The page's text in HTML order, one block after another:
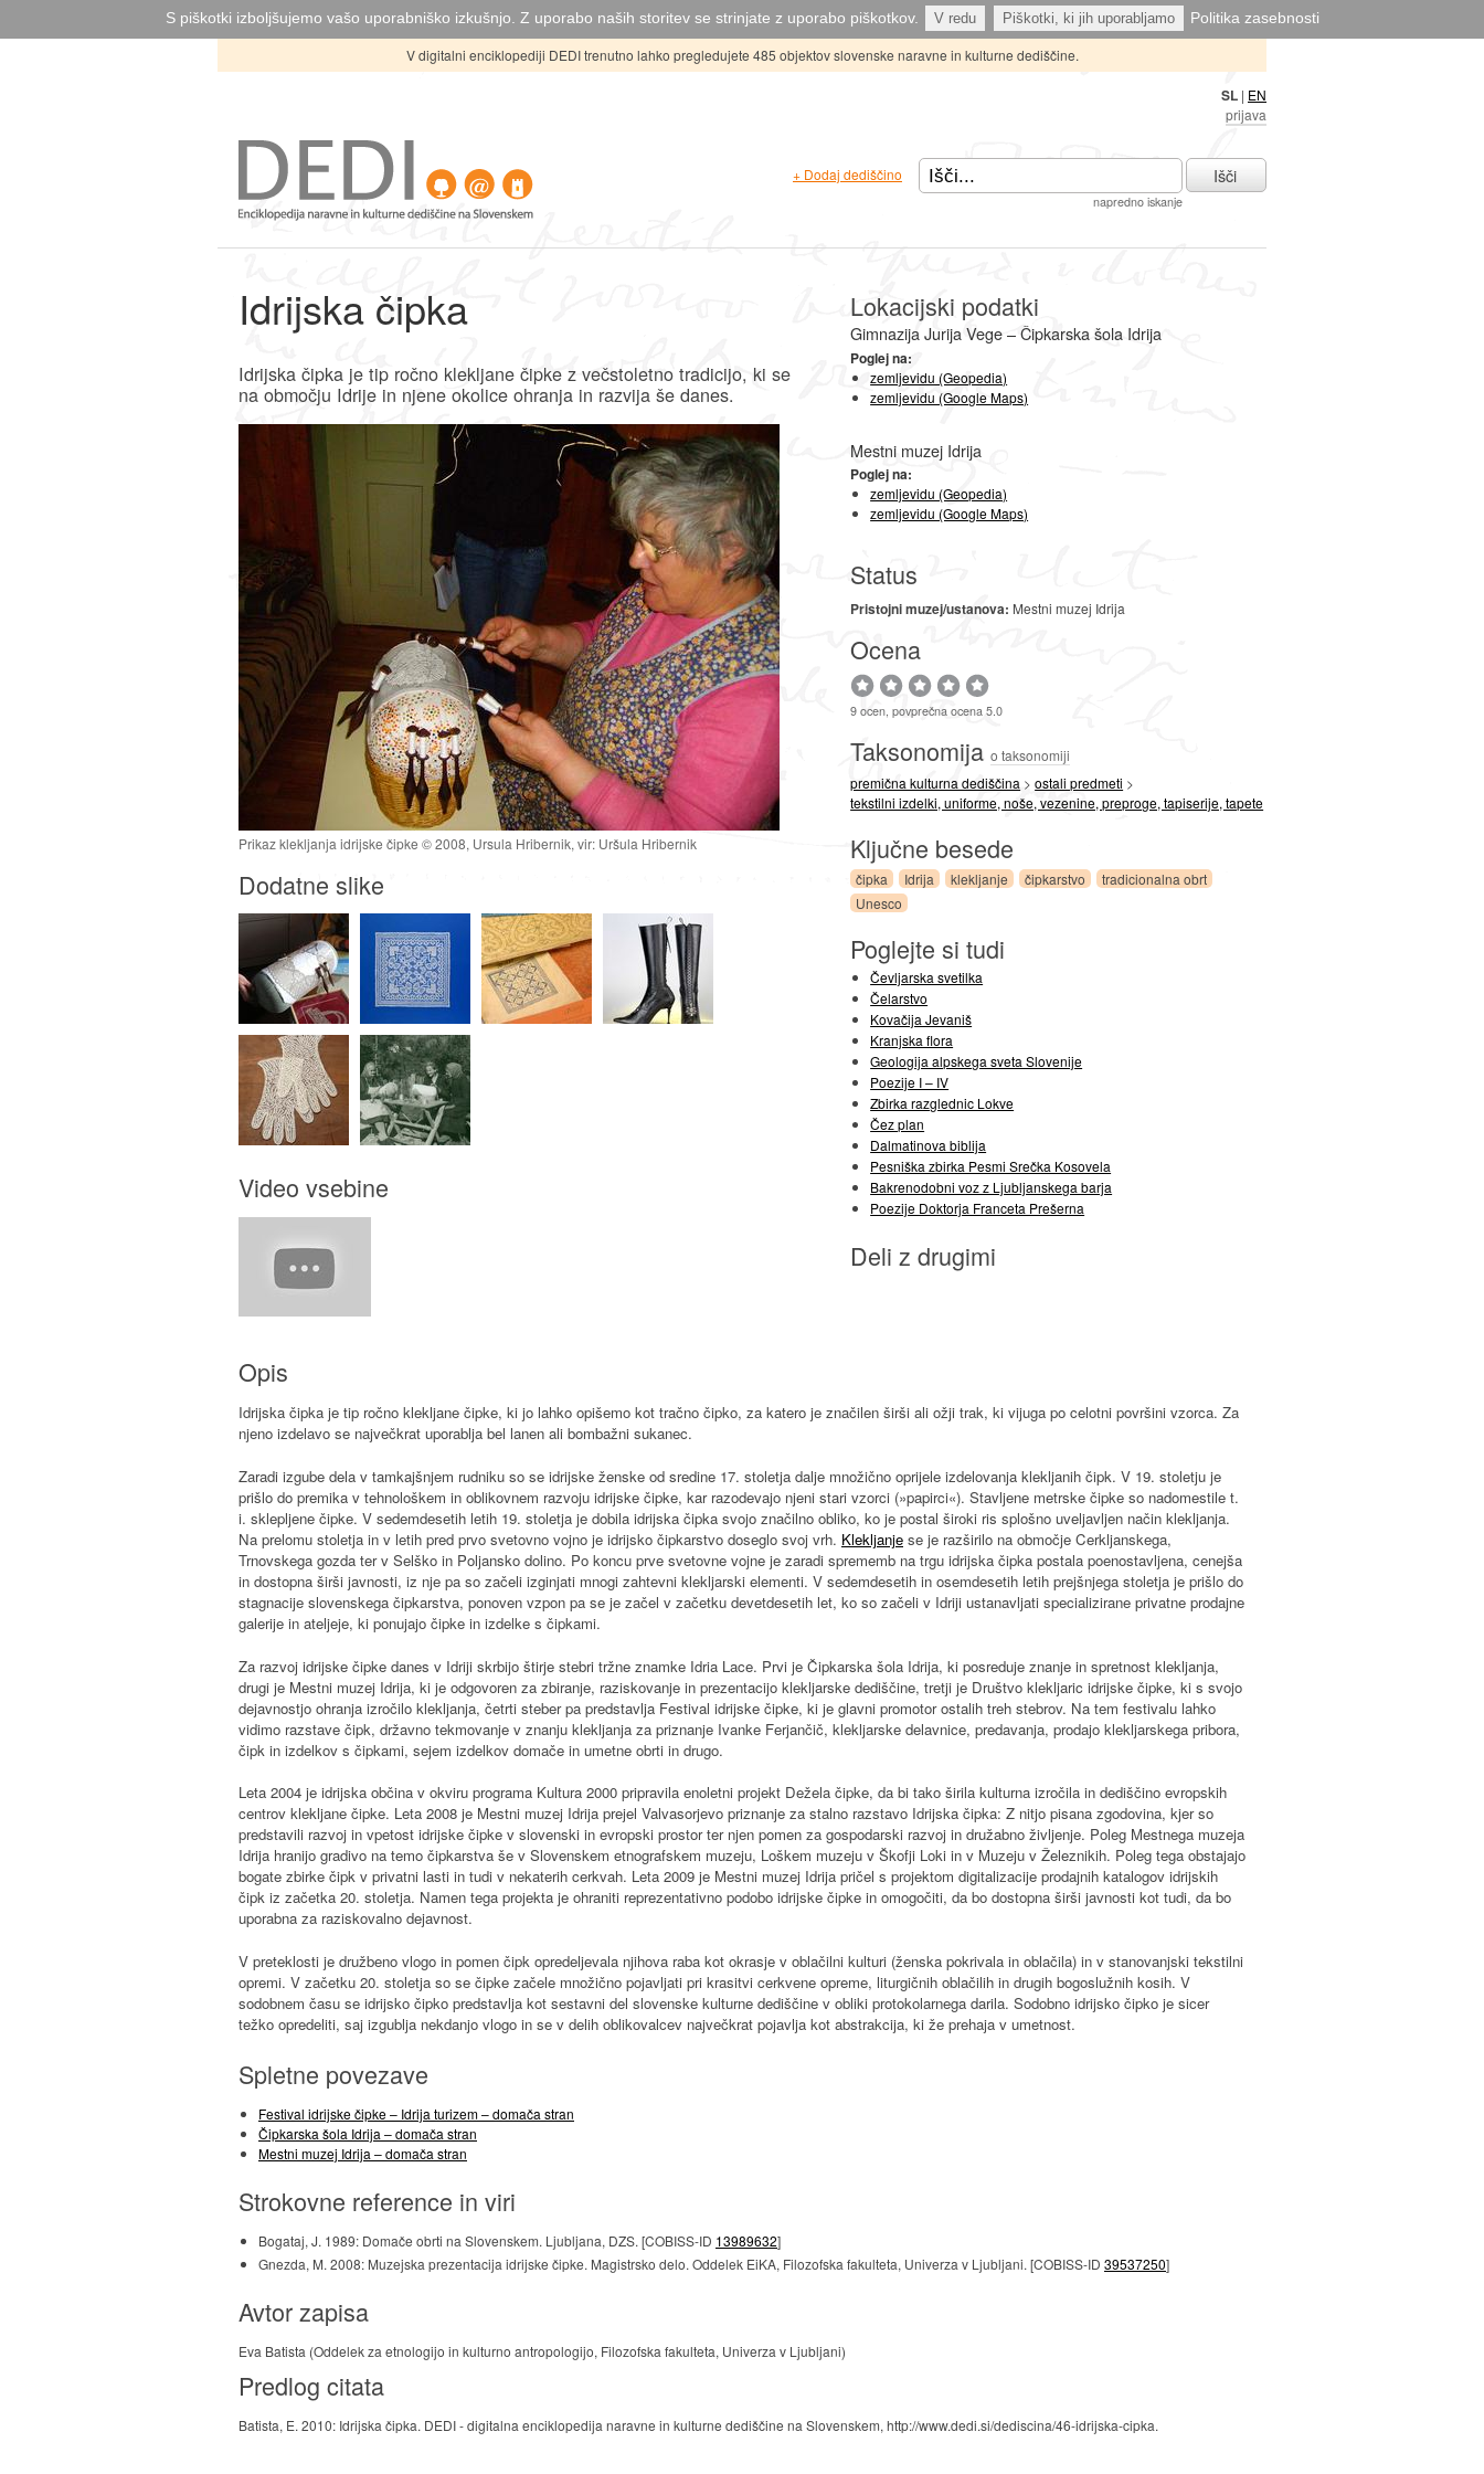
S piškotki izboljšujemo vašo uporabniško izkušnjo. Z uporabo naših storitev se strinjate z uporabo piškotkov. V redu Piškotki, ki jih uporabljamo Politika zasebnosti
V digitalni enciklopediji DEDI trenutno lahko pregledujete 485 objektov slovenske naravne in kulturne dediščine.
SL | EN
prijava
+ Dodaj dediščino
napredno iskanje
Išči
Idrijska čipka
Idrijska čipka je tip ročno klekljane čipke z večstoletno tradicijo, ki se
na območju Idrije in njene okolice ohranja in razvija še danes.
Prikaz klekljanja idrijske čipke © 2008, Ursula Hribernik, vir: Uršula Hribernik
Dodatne slike
Video vsebine
Lokacijski podatki
Gimnazija Jurija Vege – Čipkarska šola Idrija
Poglej na:
zemljevidu (Geopedia)
zemljevidu (Google Maps)
Mestni muzej Idrija
Poglej na:
zemljevidu (Geopedia)
zemljevidu (Google Maps)
Status
Pristojni muzej/ustanova: Mestni muzej Idrija
Ocena
9 ocen, povprečna ocena 5.0
Taksonomijao taksonomiji
premična kulturna dediščina >ostali predmeti >
tekstilni izdelki, uniforme, noše, vezenine, preproge, tapiserije, tapete
Ključne besede
čipka Idrija klekljanje čipkarstvo
tradicionalna obrt
Unesco
Poglejte si tudi
Čevljarska svetilka
Čelarstvo
Kovačija Jevaniš
Kranjska flora
Geologija alpskega sveta Slovenije
Poezije I – IV
Zbirka razglednic Lokve
Čez plan
Dalmatinova biblija
Pesniška zbirka Pesmi Srečka Kosovela
Bakrenodobni voz z Ljubljanskega barja
Poezije Doktorja Franceta Prešerna
Deli z drugimi
Opis
Idrijska čipka je tip ročno klekljane čipke, ki jo lahko opišemo kot tračno čipko, za katero je značilen širši ali ožji trak, ki vijuga po celotni površini vzorca. Za
njeno izdelavo se največkrat uporablja bel lanen ali bombažni sukanec.
Zaradi izgube dela v tamkajšnjem rudniku so se idrijske ženske od sredine 17. stoletja dalje množično oprijele izdelovanja klekljanih čipk. V 19. stoletju je
prišlo do premika v tehnološkem in oblikovnem razvoju idrijske čipke, kar razodevajo njeni stari vzorci (»papirci«). Stavljene metrske čipke so nadomestile t.
i. sklepljene čipke. V sedemdesetih letih 19. stoletja je dobila idrijska čipka svojo značilno obliko, ko je postal široki ris splošno uveljavljen način klekljanja.
Na prelomu stoletja in v letih pred prvo svetovno vojno je idrijsko čipkarstvo doseglo svoj vrh. Klekljanje se je razširilo na območje Cerkljanskega,
Trnovskega gozda ter v Selško in Poljansko dolino. Po koncu prve svetovne vojne je zaradi sprememb na trgu idrijska čipka postala poenostavljena, cenejša
in dostopna širši javnosti, iz nje pa so začeli izginjati mnogi zahtevni klekljarski elementi. V sedemdesetih in osemdesetih letih prejšnjega stoletja je prišlo do
stagnacije slovenskega čipkarstva, ponoven vzpon pa se je začel v začetku devetdesetih let, ko so začeli v Idriji ustanavljati specializirane privatne prodajne
galerije in ateljeje, ki ponujajo čipke in izdelke s čipkami.
Za razvoj idrijske čipke danes v Idriji skrbijo štirje stebri tržne znamke Idria Lace. Prvi je Čipkarska šola Idrija, ki posreduje znanje in spretnost klekljanja,
drugi je Mestni muzej Idrija, ki je odgovoren za zbiranje, raziskovanje in prezentacijo klekljarske dediščine, tretji je Društvo klekljaric idrijske čipke, ki s svojo
dejavnostjo ohranja izročilo klekljanja, četrti steber pa predstavlja Festival idrijske čipke, ki je glavni promotor ostalih treh stebrov. Na tem festivalu lahko
vidimo razstave čipk, državno tekmovanje v znanju klekljanja za priznanje Ivanke Ferjančič, klekljarske delavnice, predavanja, prodajo klekljarskega pribora,
čipk in izdelkov s čipkami, sejem izdelkov domače in umetne obrti in drugo.
Leta 2004 je idrijska občina v okviru programa Kultura 2000 pripravila enoletni projekt Dežela čipke, da bi tako širila kulturna izročila in dediščino evropskih
centrov klekljane čipke. Leta 2008 je Mestni muzej Idrija prejel Valvasorjevo priznanje za stalno razstavo Idrijska čipka: Z nitjo pisana zgodovina, kjer so
predstavili razvoj in vpetost idrijske čipke v slovenski in evropski prostor ter njen pomen za gospodarski razvoj in družabno življenje. Poleg Mestnega muzeja
Idrija hranijo gradivo na temo čipkarstva še v Slovenskem etnografskem muzeju, Loškem muzeju v Škofji Loki in v Muzeju v Železnikih. Poleg tega obstajajo
bogate zbirke čipk v privatni lasti in tudi v nekaterih cerkvah. Leta 2009 je Mestni muzej Idrija pričel s projektom digitalizacije prodajnih katalogov idrijskih
čipk iz začetka 20. stoletja. Namen tega projekta je ohraniti reprezentativno podobo idrijske čipke in omogočiti, da bo dostopna širši javnosti kot tudi, da bo
uporabna za raziskovalno dejavnost.
V preteklosti je družbeno vlogo in pomen čipk opredeljevala njihova raba kot okrasje v oblačilni kulturi (ženska pokrivala in oblačila) in v stanovanjski tekstilni
opremi. V začetku 20. stoletja so se čipke začele množično pojavljati pri krasitvi cerkvene opreme, liturgičnih oblačilih in drugih bogoslužnih kosih. V
sodobnem času se idrijsko čipko predstavlja kot sestavni del slovenske kulturne dediščine v obliki protokolarnega darila. Sodobno idrijsko čipko je sicer
težko opredeliti, saj izgublja nekdanjo vlogo in se v delih oblikovalcev največkrat pojavlja kot abstrakcija, ki že prehaja v umetnost.
Spletne povezave
Festival idrijske čipke – Idrija turizem – domača stran
Čipkarska šola Idrija – domača stran
Mestni muzej Idrija – domača stran
Strokovne reference in viri
Bogataj, J. 1989: Domače obrti na Slovenskem. Ljubljana, DZS. [COBISS-ID 13989632]
Gnezda, M. 2008: Muzejska prezentacija idrijske čipke. Magistrsko delo. Oddelek EiKA, Filozofska fakulteta, Univerza v Ljubljani. [COBISS-ID 39537250]
Avtor zapisa
Eva Batista (Oddelek za etnologijo in kulturno antropologijo, Filozofska fakulteta, Univerza v Ljubljani)
Predlog citata
Batista, E. 2010: Idrijska čipka. DEDI - digitalna enciklopedija naravne in kulturne dediščine na Slovenskem, http://www.dedi.si/dediscina/46-idrijska-cipka.